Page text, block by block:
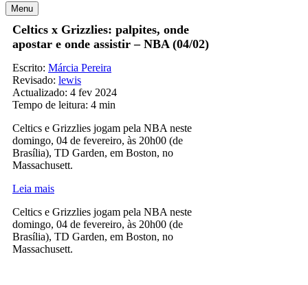
Menu
Celtics x Grizzlies: palpites, onde
apostar e onde assistir – NBA (04/02)
Escrito: Márcia Pereira
Revisado: lewis
Actualizado: 4 fev 2024
Tempo de leitura: 4 min
Celtics e Grizzlies jogam pela NBA neste
domingo, 04 de fevereiro, às 20h00 (de
Brasília), TD Garden, em Boston, no
Massachusett.
Leia mais
Celtics e Grizzlies jogam pela NBA neste
domingo, 04 de fevereiro, às 20h00 (de
Brasília), TD Garden, em Boston, no
Massachusett.